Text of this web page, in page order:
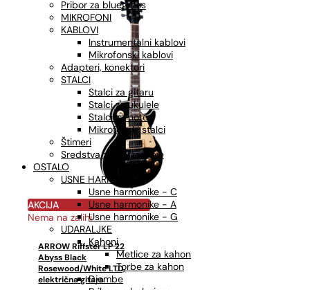
Pribor za bluegrass
MIKROFONI
KABLOVI
Instrumentalni kablovi
Mikrofonski kablovi
Adapteri, konektori
STALCI
Stalci za gitaru
Stalci za ukulele
Stalci za note
Mikrofonski stalci
Štimeri
Sredstva za održavanje
OSTALO
USNE HARMONIKE
Usne harmonike - C
Usne harmonike - A
Usne harmonike - G
UDARALJKE
Kahoni
Metlice za kahon
Torbe za kahon
Djembe
AKCIJA
Nema na zalihi
ARROW Riffster LP 22
Abyss Black
Rosewood/White LTD,
električna gitara